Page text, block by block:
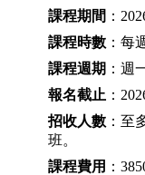
課程期間 ：
課程時數 ：每
課程週期 ：週
報名截止 ：
招收人數 ：至
班。
課程費用 ：